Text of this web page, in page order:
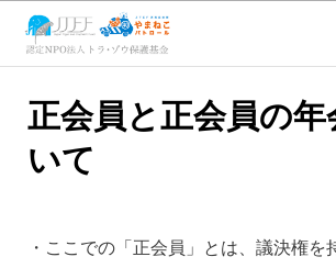
正会員と正会員の年
いて
・ここでの「正会員」とは、議決権を